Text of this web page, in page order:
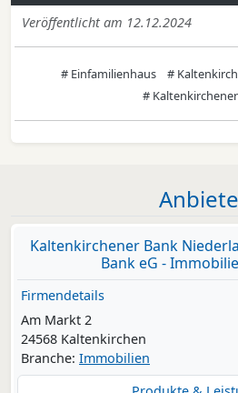
Veröffentlicht am 12.12.2024
# Einfamilienhaus #
#
Kaltenkirchener Bank
Bank eG -
Firmendetails
Am Markt 2
24568 Kaltenkirchen
Branche: Immobilien